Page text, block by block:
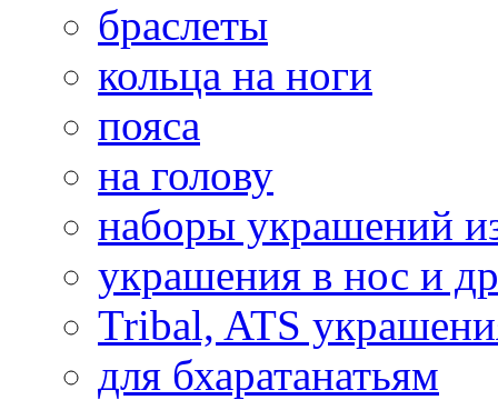
браслеты
кольца на ноги
пояса
на голову
наборы украшений
украшения в нос и
Tribal, ATS
для бхаратанатьям